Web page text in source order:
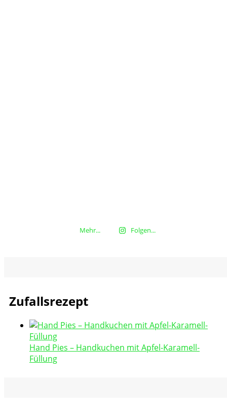
Mehr... Folgen...
Zufallsrezept
Hand Pies – Handkuchen mit Apfel-Karamell-
Füllung